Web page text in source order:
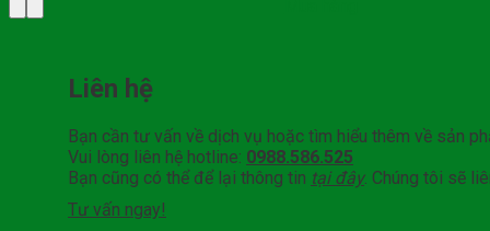
Liên hệ
Bạn cần tư vấn về dịch vụ hoặc tìm hiểu thêm về sản
Vui lòng liên hệ hotline: 0988.586.525
Bạn cũng có thể để lại thông tin tại đây. Chúng tôi sẽ
Tư vấn ngay!